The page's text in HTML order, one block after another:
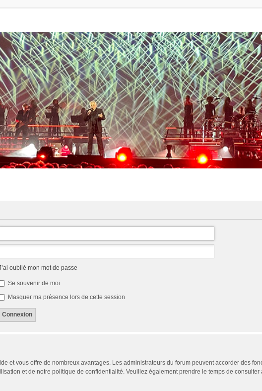
oublié mon mot de passe
Se souvenir de moi
Masquer ma présence lors de cette session
et vous offre de nombreux avantages. Les administrateurs du forum peuvent accorder des
et de notre politique de confidentialité. Veuillez également prendre le temps de